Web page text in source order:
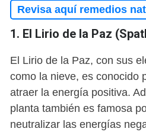
Revisa aquí remedios
1. El Lirio de la Paz
El Lirio de la Paz, con sus
como la nieve, es conocido
atraer la energía positiva.
planta también es famosa
neutralizar las energías